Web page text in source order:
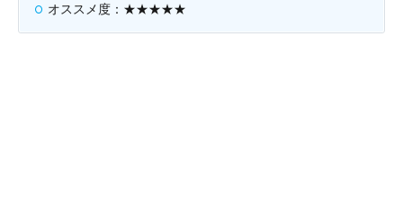
オススメ度：★★★★★